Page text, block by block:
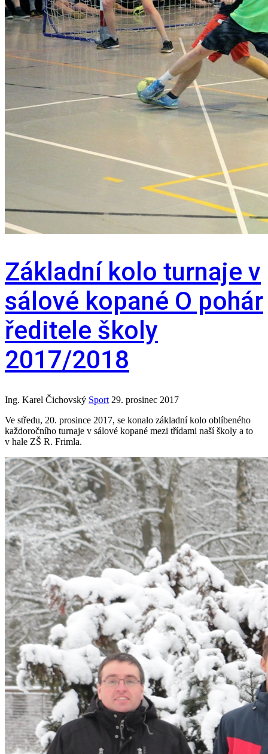
Základní kolo turnaje v
sálové kopané O pohár
ředitele školy
2017/2018
Ing. Karel Čichovský Sport 29. prosinec 2017
Ve středu, 20. prosince 2017, se konalo základní kolo oblíbeného
každoročního turnaje v sálové kopané mezi třídami naší školy a to
v hale ZŠ R. Frimla.